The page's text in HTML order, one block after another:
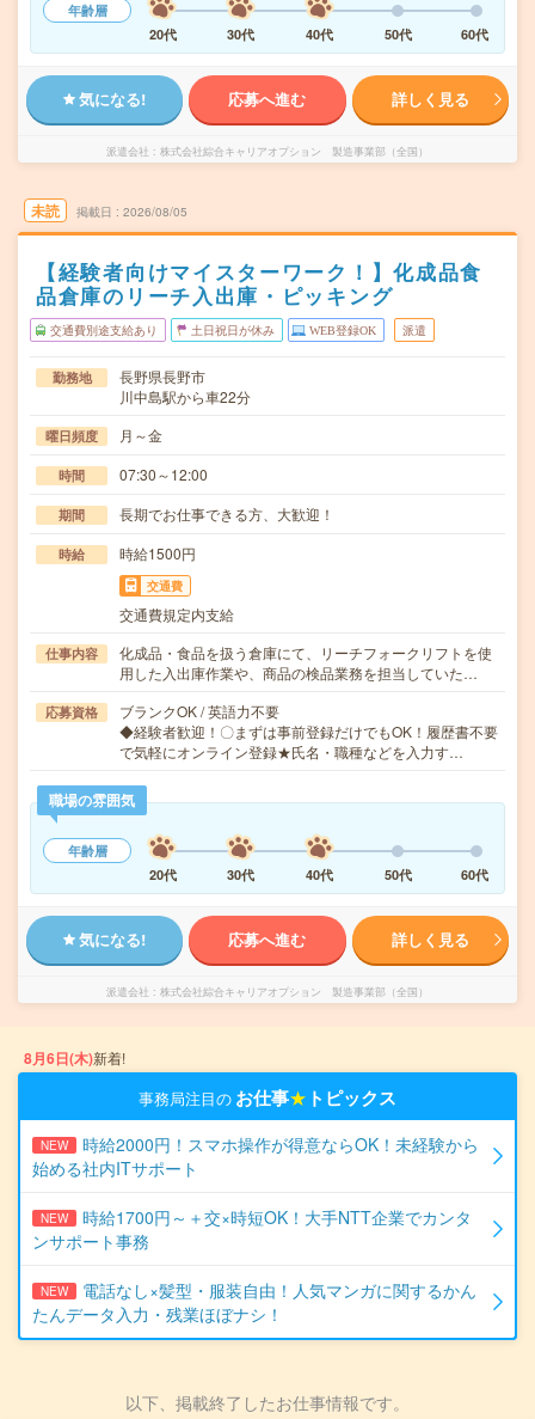
年齢層
20代
30代 40代 50代 60代
気になる! 応募へ進む 詳しく見る
派遣会社 株式会社綜合キャリアオプション 製造事業部（全国）
未読 掲載日 2026/08/05
【経験者向けマイスターワーク！】化成品食
品倉庫のリーチ入出庫・ピッキング
交通費別途支給あり 土日祝日が休み WEB登録OK 派遣
勤務地
長野県長野市
川中島駅から車22分
曜日頻度 月～金
時間 07:30～12:00
期間 長期でお仕事できる方、大歓迎！
時給 時給1500円
交通費
交通費規定内支給
仕事内容
化成品・食品を扱う倉庫にて、リーチフォークリフトを使
用した入出庫作業や、商品の検品業務を担当していた…
応募資格
ブランクOK / 英語力不要
◆経験者歓迎！〇まずは事前登録だけでもOK！履歴書不要
で気軽にオンライン登録★氏名・職種などを入力す…
職場の雰囲気
年齢層
20代
30代 40代 50代 60代
気になる! 応募へ進む 詳しく見る
派遣会社 株式会社綜合キャリアオプション 製造事業部（全国）
8月6日(木)新着!
事務局注目の お仕事★ トピックス
NEW
時給2000円！スマホ操作が得意ならOK！未経験から
始める社内ITサポート
NEW
時給1700円～＋交×時短OK！大手NTT企業でカンタ
ンサポート事務
NEW
電話なし×髪型・服装自由！人気マンガに関するかん
たんデータ入力・残業ほぼナシ！
以下、掲載終了したお仕事情報です。